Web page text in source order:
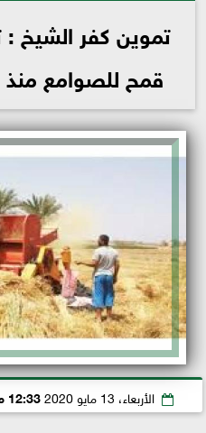
قمح للصوامع منذ
الأربعاء، 13 مايو 2020 12:33 مـ